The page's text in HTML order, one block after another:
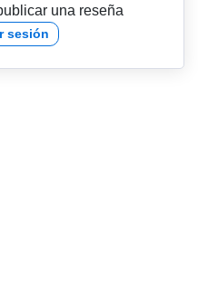
una reseña
sesión